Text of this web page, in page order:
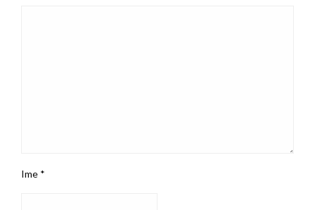
Ime *